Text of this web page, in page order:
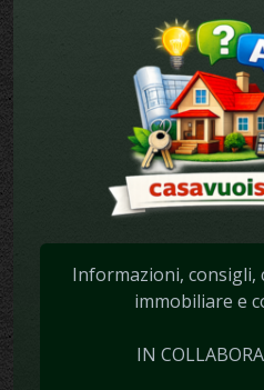
Informazioni, consigli,
immobiliare e
IN